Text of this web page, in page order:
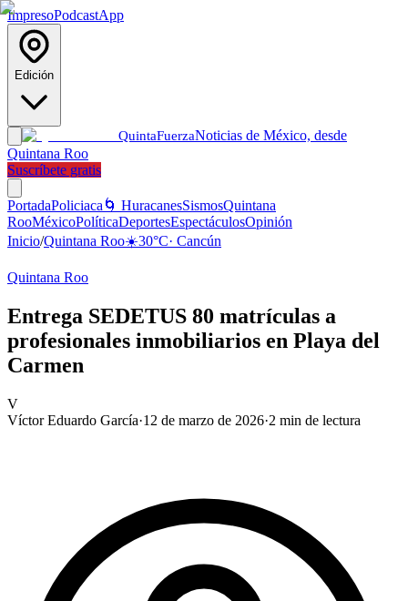
ImpresoPodcastApp
Edición
QuintaFuerzaNoticias de México, desde
Quintana Roo
Suscríbete gratis
PortadaPoliciaca 🌀 HuracanesSismosQuintana
RooMéxicoPolíticaDeportesEspectáculosOpinión
Inicio/Quintana Roo☀️30°C· Cancún
Quintana Roo
Entrega SEDETUS 80 matrículas a
profesionales inmobiliarios en Playa del
Carmen
V
Víctor Eduardo García·12 de marzo de 2026·2 min de lectura